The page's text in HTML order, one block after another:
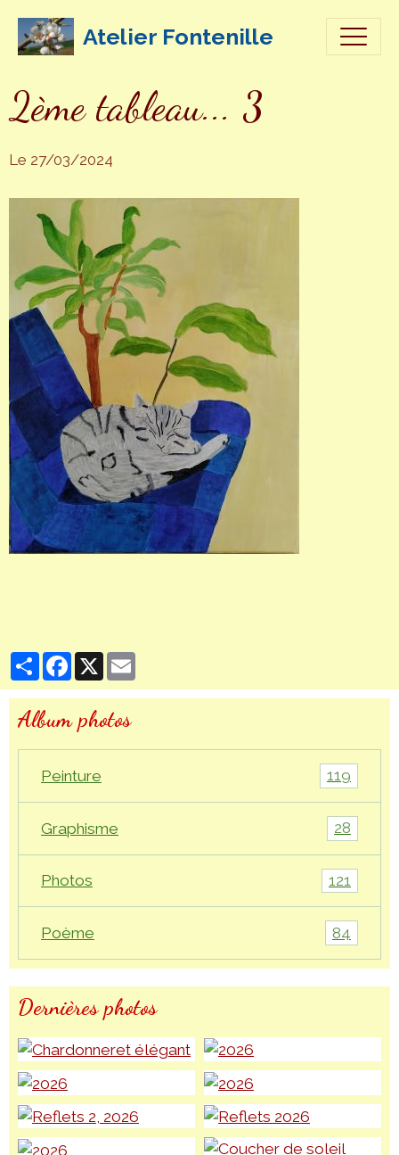
Atelier Fontenille
2ème tableau... 3
Le 27/03/2024
PartagerFacebook
X
Album photos
Peinture 119
Graphisme 28
Photos 121
Poème 84
Dernières photos